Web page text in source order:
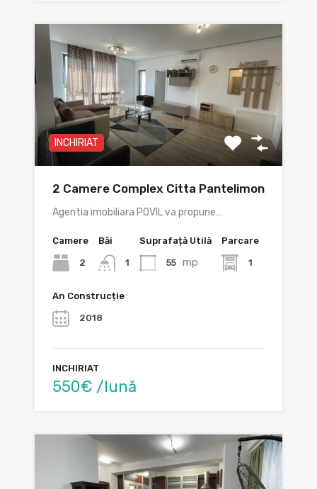
INCHIRIAT
2 Camere Complex Citta Pantelimon
Agentia imobiliara POVIL va propune…
Camere
2
Băi
1
Suprafață Utilă
55 mp
Parcare
1
An Construcție
2018
INCHIRIAT
550€ /lună